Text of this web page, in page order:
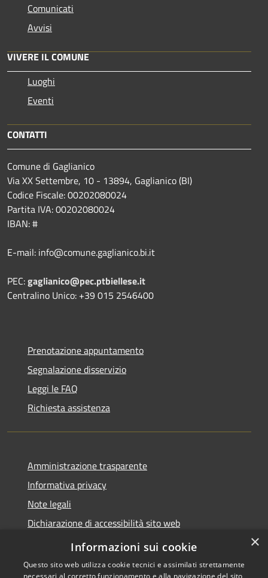
Comunicati
Avvisi
VIVERE IL COMUNE
Luoghi
Eventi
CONTATTI
Comune di Gaglianico
Via XX Settembre, 10 - 13894, Gaglianico (BI)
Codice Fiscale: 00202080024
Partita IVA: 00202080024
IBAN: #
E-mail: info@comune.gaglianico.bi.it
PEC:gaglianico@pec.ptbiellese.it
Centralino Unico: +39 015 2546400
Prenotazione appuntamento
Segnalazione disservizio
Leggi le FAQ
Richiesta assistenza
Amministrazione trasparente
Informativa privacy
Note legali
Dichiarazione di accessibilità sito web
WhistleblowingPA
×
Informazioni sui cookie
Questo sito web utilizza cookie tecnici e assimilati strettamente
necessari al corretto funzionamento e alla navigazione del sito,